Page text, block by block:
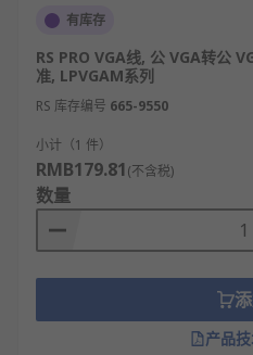
有库存
RS PRO VGA线, 公 VGA转公
准, LPVGAM系列
RS 库存编号 665-9550
小计（1 件）
RMB179.81(不含税)
数量
产品